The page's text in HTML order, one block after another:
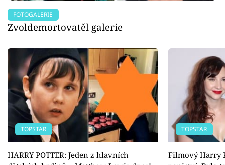
FOTOGALERIE
Zvoldemortovatěl galerie
TOPSTAR
HARRY POTTER: Jeden z hlavních
TOPSTAR
Filmový Harry